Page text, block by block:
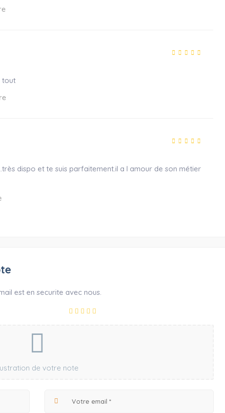
tout
dispo et te suis parfaitement.il a l amour de son métier
est en securite avec nous.
de votre note